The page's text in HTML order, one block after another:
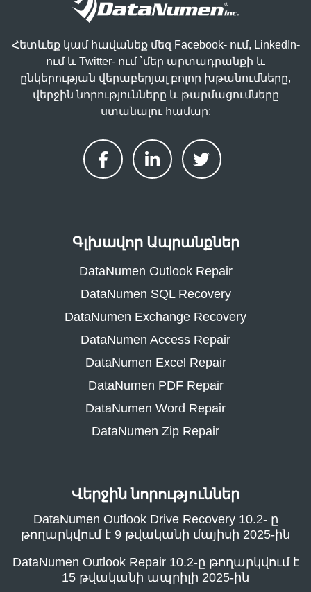
Հետևեք կամ հավանեք մեզ Facebook- ում, LinkedIn-
ում և Twitter- ում `մեր արտադրանքի և
ընկերության վերաբերյալ բոլոր խթանումները,
վերջին նորությունները և թարմացումները
ստանալու համար:
Գլխավոր Ապրանքներ
DataNumen Outlook Repair
DataNumen SQL Recovery
DataNumen Exchange Recovery
DataNumen Access Repair
DataNumen Excel Repair
DataNumen PDF Repair
DataNumen Word Repair
DataNumen Zip Repair
Վերջին նորություններ
DataNumen Outlook Drive Recovery 10.2- ը
թողարկվում է 9 թվականի մայիսի 2025-ին
DataNumen Outlook Repair 10.2-ը թողարկվում է
15 թվականի ապրիլի 2025-ին